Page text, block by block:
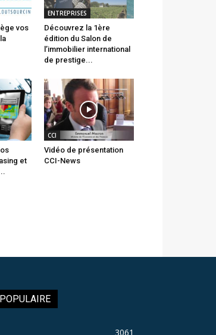
vos
ENTREPRISES
Découvrez la 1ère
édition du Salon de
l’immobilier international
de prestige...
et
CCI
Vidéo de présentation
CCI-News
3061